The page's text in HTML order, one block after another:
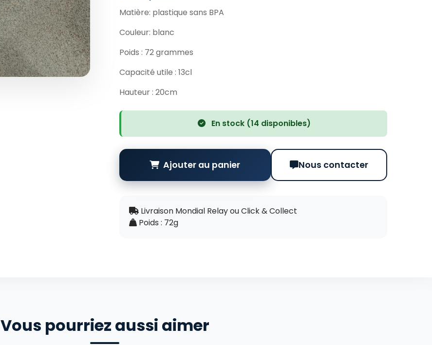
Matière: plastique sans BPA
Couleur: blanc
Poids : 72 grammes
Capacité utile : 13cl
Hauteur : 20cm
En stock (14 disponibles)
Ajouter au panier Nous contacter
Livraison Mondial Relay ou Click & Collect
Poids : 72g
Vous pourriez aussi aimer